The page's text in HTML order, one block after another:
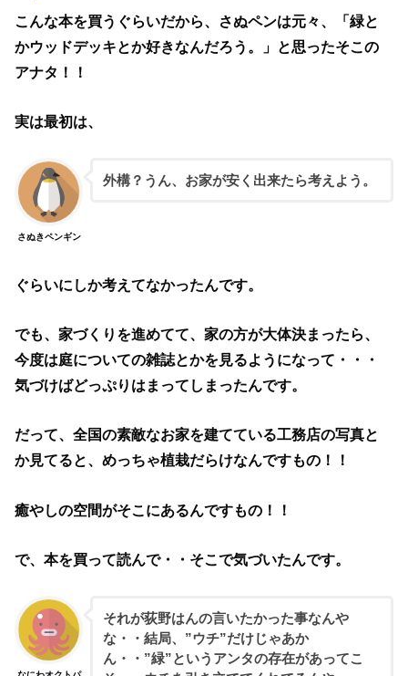
こんな本を買うぐらいだから、さぬペンは元々、「緑と
かウッドデッキとか好きなんだろう。」と思ったそこの
アナタ！！
実は最初は、
さぬきペンギン
外構？うん、お家が安く出来たら考えよう。
ぐらいにしか考えてなかったんです。
でも、家づくりを進めてて、家の方が大体決まったら、
今度は庭についての雑誌とかを見るようになって・・・
気づけばどっぷりはまってしまったんです。
だって、全国の素敵なお家を建てている工務店の写真と
か見てると、めっちゃ植栽だらけなんですもの！！
癒やしの空間がそこにあるんですもの！！
で、本を買って読んで・・そこで気づいたんです。
それが荻野はんの言いたかった事なんや
な・・結局、”ウチ”だけじゃあか
ん・・”緑”というアンタの存在があってこ